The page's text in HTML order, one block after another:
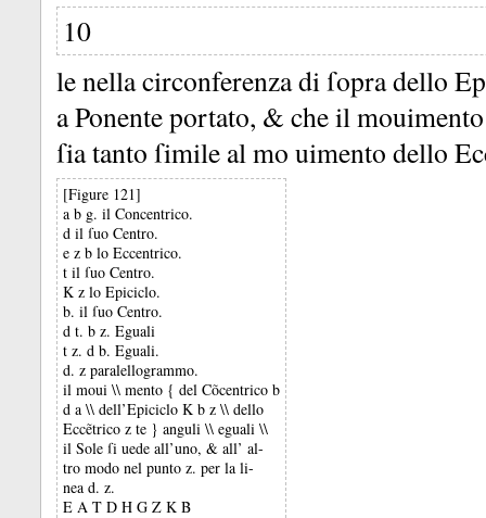
10
le nella circonferenza di ſopra dello
a Ponente portato, & che il
ſia tanto ſimile al mo uimento dello
[Figure 121]
a b g. il Concentrico.
d il ſuo Centro.
e z b lo Eccentrico.
t il ſuo Centro.
K z lo Epiciclo.
b. il ſuo Centro.
d t. b z. Eguali
t z. d b. Eguali.
d. z paralellogrammo.
il moui \\ mento { del Cõcentrico b
d a \\ dell’Epiciclo K b z \\ dello
Eccẽtrico z te } anguli \\ eguali \\
il Sole ſi uede all’uno, & all’ al-
tro modo nel punto z. per la li-
nea d. z.
E A T D H G Z K B